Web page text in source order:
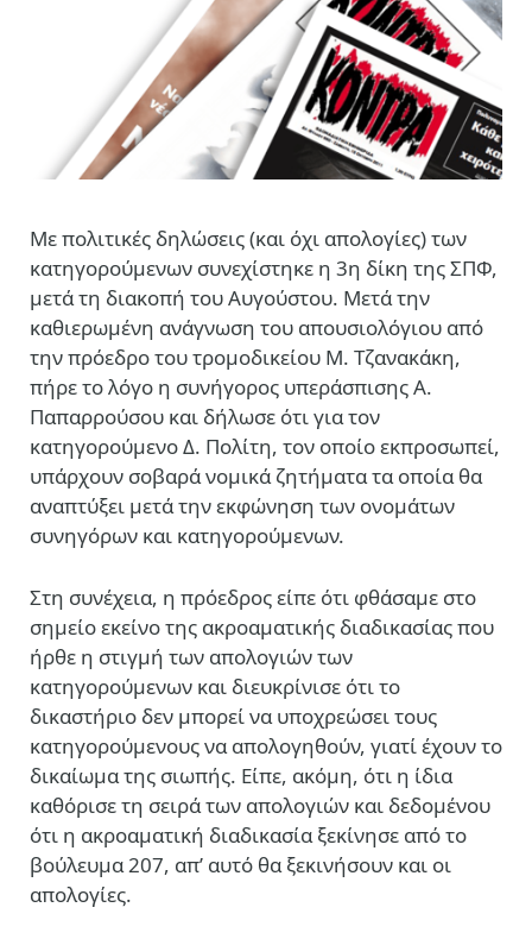
Mε πολιτικές δηλώσεις (και όχι απολογίες) των
κατηγορούμενων συνεχίστηκε η 3η δίκη της ΣΠΦ,
μετά τη διακοπή του Αυγούστου. Μετά την
καθιερωμένη ανάγνωση του απουσιολόγιου από
την πρόεδρο του τρομοδικείου Μ. Τζανακάκη,
πήρε το λόγο η συνήγορος υπεράσπισης Α.
Παπαρρούσου και δήλωσε ότι για τον
κατηγορούμενο Δ. Πολίτη, τον οποίο εκπροσωπεί,
υπάρχουν σοβαρά νομικά ζητήματα τα οποία θα
αναπτύξει μετά την εκφώνηση των ονομάτων
συνηγόρων και κατηγορούμενων.
Στη συνέχεια, η πρόεδρος είπε ότι φθάσαμε στο
σημείο εκείνο της ακροαματικής διαδικασίας που
ήρθε η στιγμή των απολογιών των
κατηγορούμενων και διευκρίνισε ότι το
δικαστήριο δεν μπορεί να υποχρεώσει τους
κατηγορούμενους να απολογηθούν, γιατί έχουν το
δικαίωμα της σιωπής. Είπε, ακόμη, ότι η ίδια
καθόρισε τη σειρά των απολογιών και δεδομένου
ότι η ακροαματική διαδικασία ξεκίνησε από το
βούλευμα 207, απ’ αυτό θα ξεκινήσουν και οι
απολογίες.